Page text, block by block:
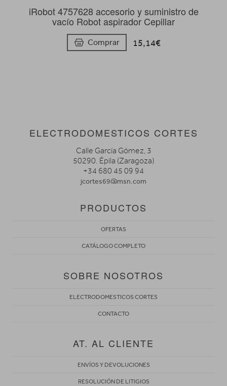
iRobot 4757628 accesorio y suministro de
vacío Robot aspirador Cepillar
Comprar 15,14€
ELECTRODOMESTICOS CORTES
Calle García Gómez, 3
50290. Épila (Zaragoza)
+34 680 45 09 94
jcortes69@msn.com
PRODUCTOS
OFERTAS
CATÁLOGO COMPLETO
SOBRE NOSOTROS
ELECTRODOMESTICOS CORTES
CONTACTO
AT. AL CLIENTE
ENVÍOS Y DEVOLUCIONES
RESOLUCIÓN DE LITIGIOS